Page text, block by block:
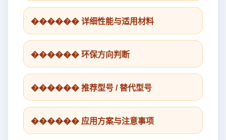
������ 详细性能与适用材料
������ 环保方向判断
������ 推荐型号 / 替代型号
������ 应用方案与注意事项